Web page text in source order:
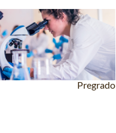
Pregrado